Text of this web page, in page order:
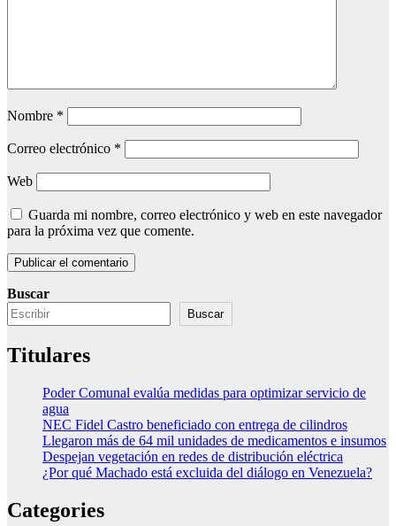
Nombre *
Correo electrónico *
Web
Guarda mi nombre, correo electrónico y web en este navegador
para la próxima vez que comente.
Buscar
Buscar
Titulares
Poder Comunal evalúa medidas para optimizar servicio de
agua
NEC Fidel Castro beneficiado con entrega de cilindros
Llegaron más de 64 mil unidades de medicamentos e insumos
Despejan vegetación en redes de distribución eléctrica
¿Por qué Machado está excluida del diálogo en Venezuela?
Categories